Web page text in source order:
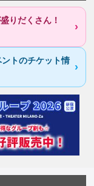
盛りだくさん！
ントのチケット情